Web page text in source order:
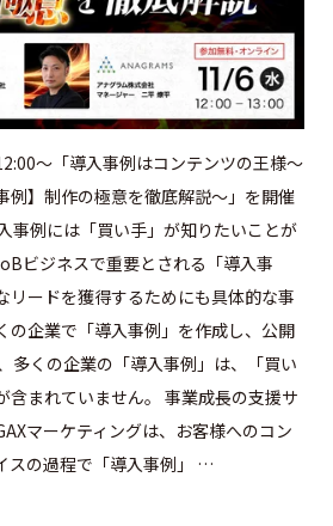
〜「導入事例はコンテンツの王様～
例】制作の極意を徹底解説～」を開催
事例には「買い手」が知りたいことが
ビジネスで重要とされる「導入事
リードを獲得するためにも具体的な事
の企業で「導入事例」を作成し、公開
多くの企業の「導入事例」は、「買い
含まれていません。 事業成長の支援サ
マーケティングは、お客様へのコン
スの過程で「導入事例」 …